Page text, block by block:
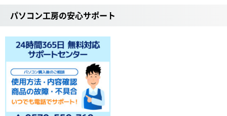
パソコン工房の安心サポート